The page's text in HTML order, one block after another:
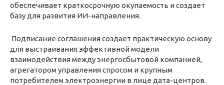
обеспечивает краткосрочную окупаемость и создает
базу для развития ИИ-направления.
Подписание соглашения создает практическую основу
для выстраивания эффективной модели
взаимодействия между энергосбытовой компанией,
агрегатором управления спросом и крупным
потребителем электроэнергии в лице дата-центров.